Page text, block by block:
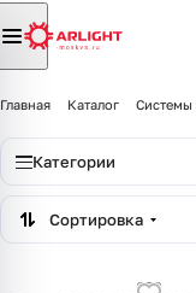
Главная Каталог Системы
Категории
Сортировка